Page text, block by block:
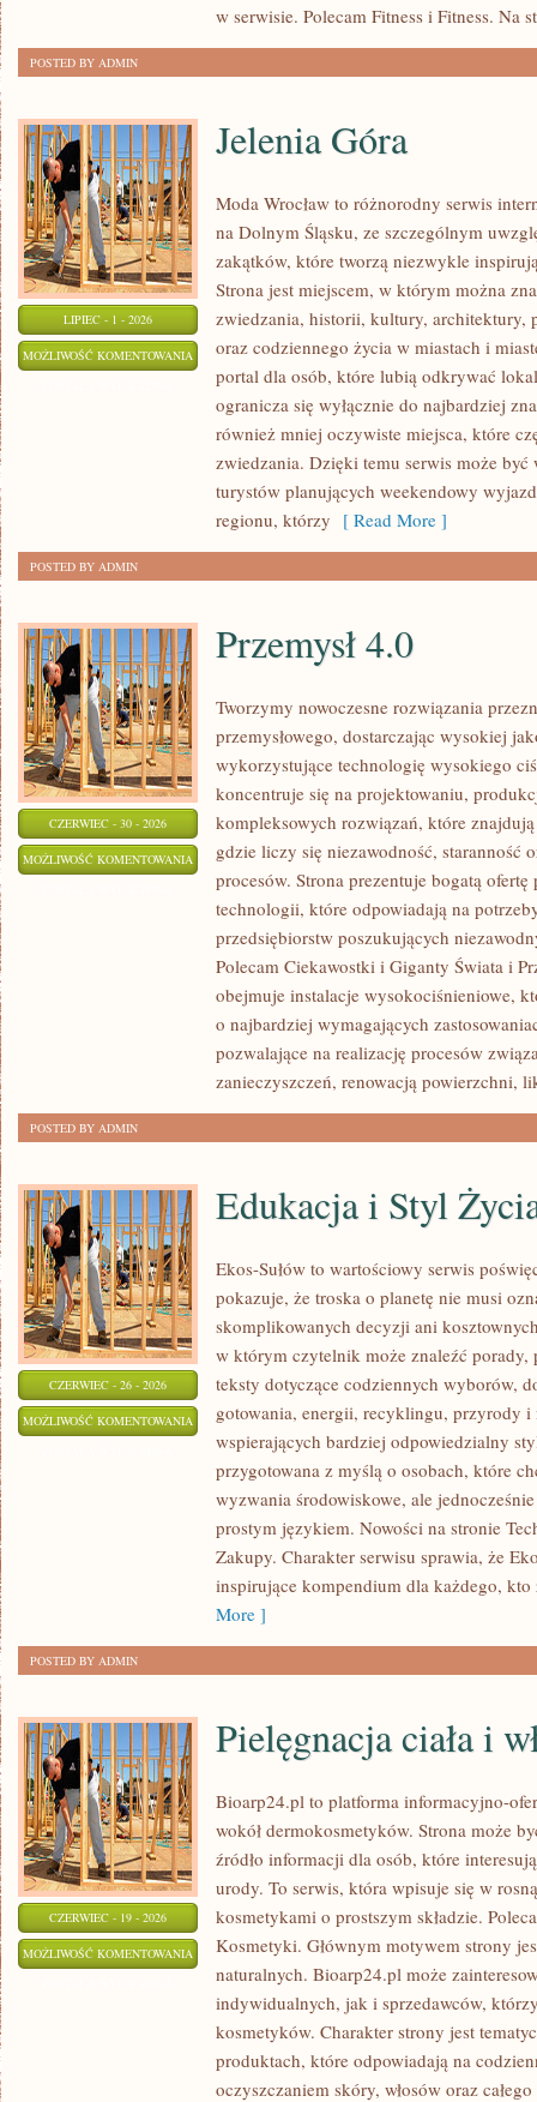
w serwisie. Polecam Fitness i Fitness. Na
POSTED BY ADMIN
LIPIEC - 1 - 2026
MOŻLIWOŚĆ KOMENTOWANIA JELENIA
GÓRA
Jelenia Góra
Moda Wrocław to różnorodny serwis
na Dolnym Śląsku, ze szczególnym
zakątków, które tworzą niezwykle
Strona jest miejscem, w którym można
zwiedzania, historii, kultury, architektury,
oraz codziennego życia w miastach i
portal dla osób, które lubią odkrywać
ogranicza się wyłącznie do najbardziej
również mniej oczywiste miejsca, które
zwiedzania. Dzięki temu serwis może
turystów planujących weekendowy
regionu, którzy [ Read More ]
POSTED BY ADMIN
CZERWIEC - 30 - 2026
MOŻLIWOŚĆ KOMENTOWANIA PRZEMYSŁ
Przemysł 4.0
Tworzymy nowoczesne rozwiązania
przemysłowego, dostarczając wysokiej
wykorzystujące technologię wysokiego
koncentruje się na projektowaniu,
kompleksowych rozwiązań, które
gdzie liczy się niezawodność, staranność
procesów. Strona prezentuje bogatą ofertę
technologii, które odpowiadają na
przedsiębiorstw poszukujących
Polecam Ciekawostki i Giganty Świata i
obejmuje instalacje wysokociśnieniowe,
o najbardziej wymagających
pozwalające na realizację procesów
zanieczyszczeń, renowacją powierzchni,
POSTED BY ADMIN
CZERWIEC - 26 - 2026
MOŻLIWOŚĆ KOMENTOWANIA EDUKACJA
STYL
ŻYCIA
Edukacja i Styl
Ekos-Sułów to wartościowy serwis
pokazuje, że troska o planetę nie musi
skomplikowanych decyzji ani
w którym czytelnik może znaleźć porady,
teksty dotyczące codziennych wyborów,
gotowania, energii, recyklingu, przyrody i
wspierających bardziej odpowiedzialny
przygotowana z myślą o osobach, które
wyzwania środowiskowe, ale
prostym językiem. Nowości na stronie
Zakupy. Charakter serwisu sprawia, że
inspirujące kompendium dla każdego, kto
More ]
POSTED BY ADMIN
CZERWIEC - 19 - 2026
MOŻLIWOŚĆ KOMENTOWANIA PIELĘGNACJA
CIAŁA
WŁOSÓW
Pielęgnacja ciała i
Bioarp24.pl to platforma informacyjno-
wokół dermokosmetyków. Strona może
źródło informacji dla osób, które
urody. To serwis, która wpisuje się w
kosmetykami o prostszym składzie.
Kosmetyki. Głównym motywem strony
naturalnych. Bioarp24.pl może
indywidualnych, jak i sprzedawców,
kosmetyków. Charakter strony jest
produktach, które odpowiadają na
oczyszczaniem skóry, włosów oraz